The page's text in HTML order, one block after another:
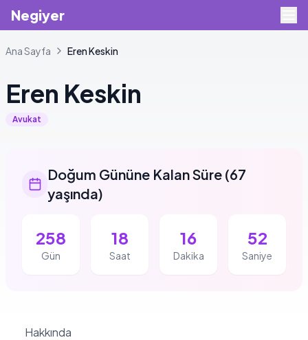
Negiyer
Ana Sayfa ErenKeskin
Eren Keskin
Avukat
Doğum Gününe Kalan Süre (67
yaşında)
258
Gün
18
Saat
16
Dakika
52
Saniye
Hakkında